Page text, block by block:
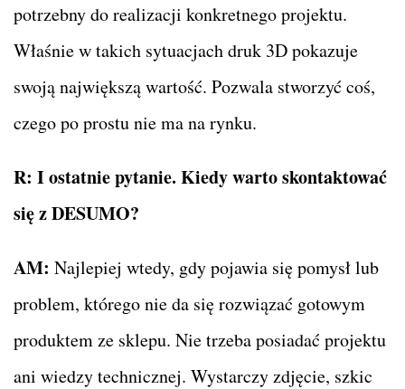
potrzebny do realizacji konkretnego projektu.
Właśnie w takich sytuacjach druk 3D pokazuje
swoją największą wartość. Pozwala stworzyć coś,
czego po prostu nie ma na rynku.
R: I ostatnie pytanie. Kiedy warto skontaktować
się z DESUMO?
AM: Najlepiej wtedy, gdy pojawia się pomysł lub
problem, którego nie da się rozwiązać gotowym
produktem ze sklepu. Nie trzeba posiadać projektu
ani wiedzy technicznej. Wystarczy zdjęcie, szkic